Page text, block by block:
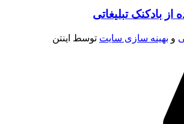
از بادکنک تبلیغاتی
و بهینه سازی سایت توسط اینتن